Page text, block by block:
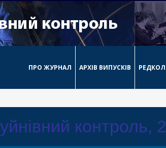
ПРО ЖУРНАЛ АРХІВ ВИПУСКІВ